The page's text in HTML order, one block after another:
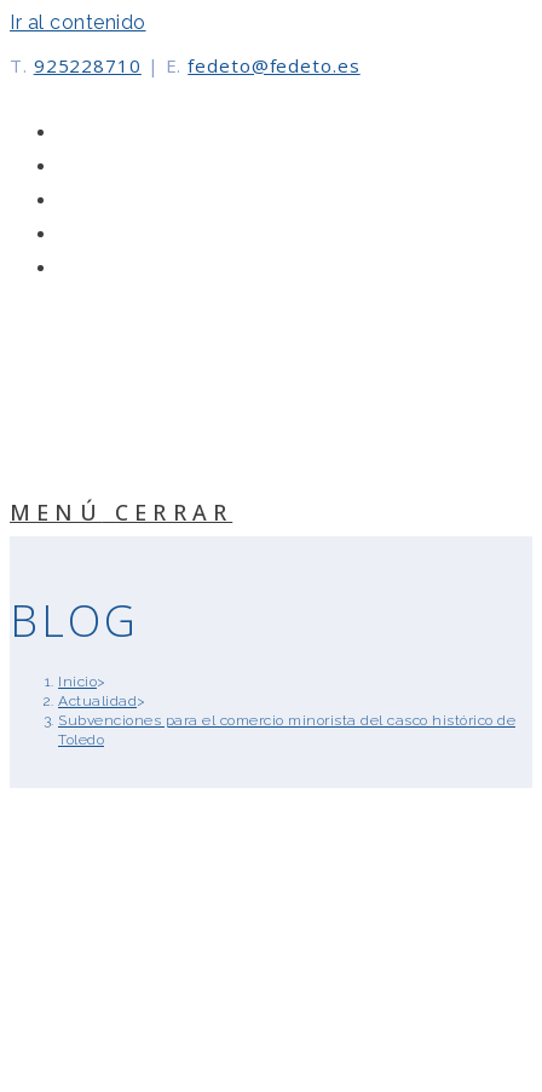
Ir al contenido
T. 925228710 | E. fedeto@fedeto.es
MENÚ CERRAR
BLOG
Inicio>
Actualidad>
Subvenciones para el comercio minorista del casco histórico de
Toledo